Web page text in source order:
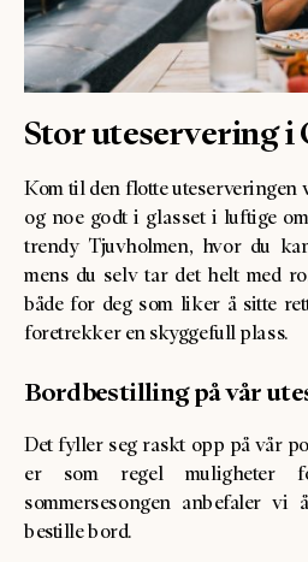
Stor uteservering i
Kom til den flotte uteserveringen
og noe godt i glasset i luftige
trendy Tjuvholmen, hvor du
mens du selv tar det helt med
både for deg som liker å sitte
foretrekker en skyggefull plass.
Bordbestilling på vår
Det fyller seg raskt opp på vår
er som regel
sommersesongen anbefaler
bestille bord.